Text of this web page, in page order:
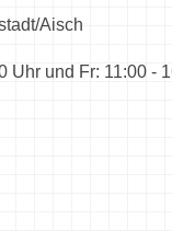
Aisch
Uhr und Fr: 11:00 -